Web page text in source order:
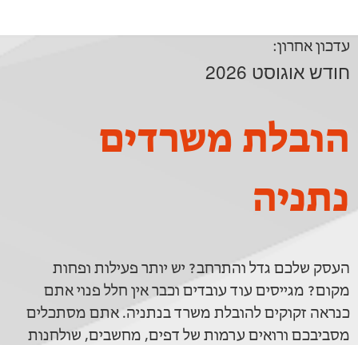
עדכון אחרון:
חודש אוגוסט 2026
הובלת משרדים
נתניה
העסק שלכם גדל והתרחב? יש יותר פעילות ופחות
מקום? מגייסים עוד עובדים וכבר אין חלל פנוי אתם
כנראה זקוקים להובלת משרד בנתניה. אתם מסתכלים
מסביבכם ורואים ערמות של דפים, מחשבים, שולחנות